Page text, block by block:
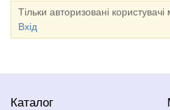
Тільки авторизовані
Вхід
Каталог